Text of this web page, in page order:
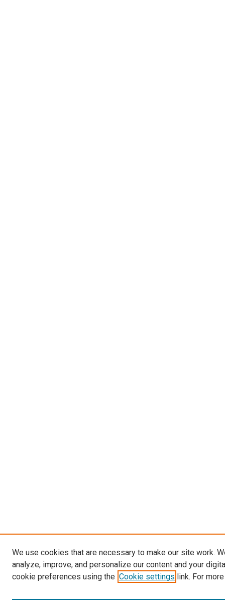
We use cookies that are necessary to make our site work.
analyze, improve, and personalize our content and your
cookie preferences using the Cookie settings link. For